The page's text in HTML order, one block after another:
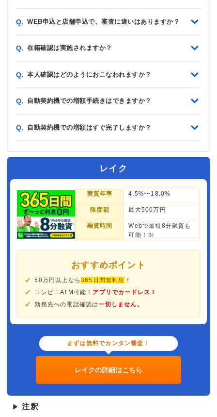
Q. WEB申込と店舗申込で、審査に違いはありますか？
Q. 在籍確認は実施されますか？
Q. 本人確認はどのようにおこなわれますか？
Q. 自動契約機での増額手続きはできますか？
Q. 自動契約機での増額はすぐ完了しますか？
レイク
実質年率 4.5%〜18.0%
限度額 最大500万円
融資時間
Webで最短8分融資も
可能！※
おすすめポイント
50万円以上なら365日間無利息
！
コンビニATM可能！ アプリでカードレス！
勤務先への電話確認は一切しません。
まずは無料でカンタン審査！
レイクの詳細はこちら
▶ 注釈